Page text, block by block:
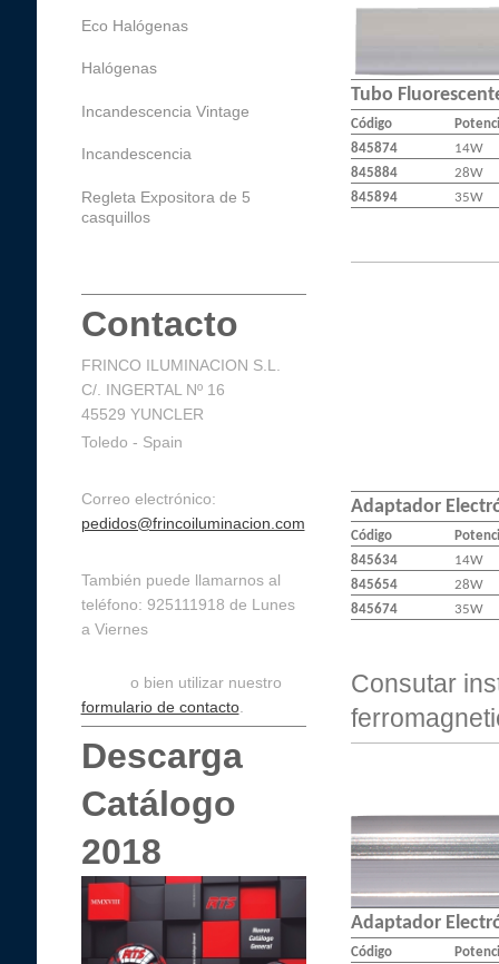
Tubo
Código
845874
14W
845884
28W
845894
35W
Adaptador
Código
845634
14W
845654
28W
845674
35W
Consutar
Adaptador
Código
Eco Halógenas
Halógenas
Incandescencia Vintage
Incandescencia
Regleta Expositora de 5
casquillos
Contacto
FRINCO ILUMINACION S.L.
C/. INGERTAL Nº 16
45529 YUNCLER
Toledo - Spain
Correo electrónico:
pedidos@frincoiluminacion.com
También puede llamarnos al
teléfono: 925111918 de Lunes
a Viernes
o bien utilizar nuestro
formulario de contacto.
Descarga
Catálogo
2018